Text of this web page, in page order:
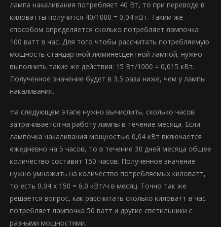
лампа накаливания потребляет 40 Вт, то при переводе в
киловатты получится 40/1000 = 0,04 кВт. Таким же
способом определяется сколько потребляет лампочка
100 ватт в час. Для того чтобы рассчитать потребляемую
мощность стандартной люминесцентной лампой, нужно
выполнить такие же действия: 15 Вт/1000 = 0,015 кВт.
Полученное значение будет в 3,5 раза ниже, чем у лампы
накаливания.
На следующем этапе нужно вычислить, сколько часов
затрачивается на работу лампы в течение месяца. Если
лампочка накаливания мощностью 0,04 кВт включается
ежедневно на 5 часов, то в течение 30 дней месяца общее
количество составит 150 часов. Полученное значение
нужно умножить на количество потребляемых киловатт,
то есть 0,04 х 150 = 6,0 кВт/ч в месяц. Точно так же
решается вопрос, как рассчитать сколько киловатт в час
потребляет лампочка 50 ватт и другие светильники с
разными мощностями.